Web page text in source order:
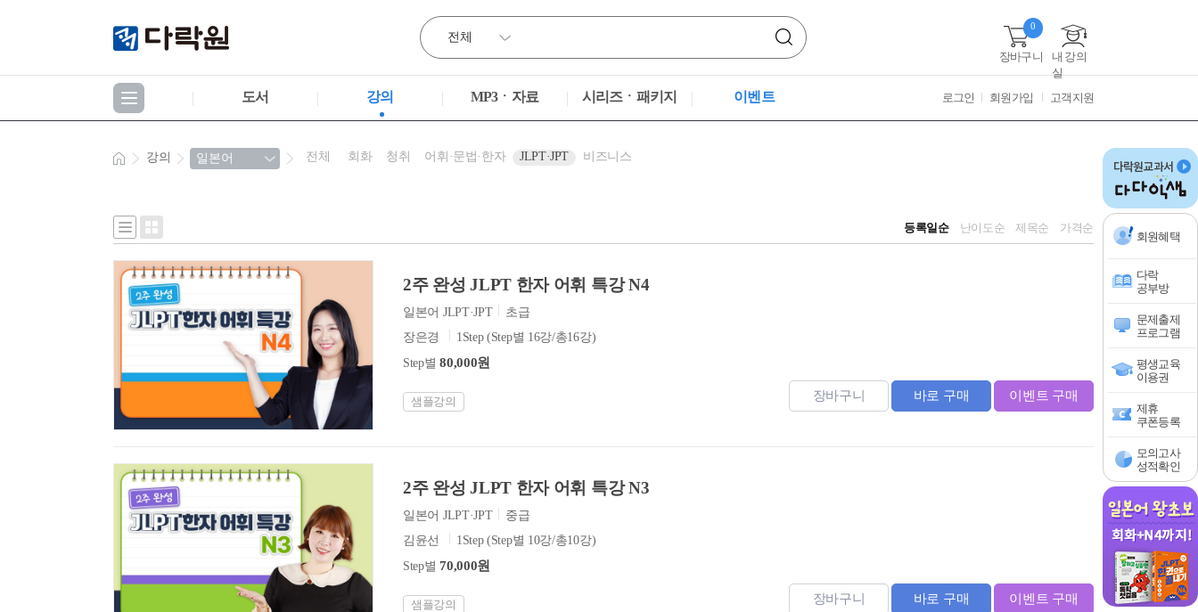
장바구니
0
내 강의
실
도서 강의 MP3ㆍ자료 시리즈ㆍ패키지 이벤트 로그인 회원가입 고객지원
회원혜택
다락
공부방
문제출제
프로그램
평생교육
이용권
제휴
쿠폰등록
모의고사
성적확인
강의 전체 회화 청취 어휘·문법·한자 JLPT·JPT 비즈니스
등록일순 난이도순 제목순 가격순
2주 완성 JLPT 한자 어휘 특강 N4
일본어 JLPT·JPT
초급
장은경
1Step (Step별 16강/총16강)
Step별80,000원
샘플강의 장바구니 바로 구매 이벤트 구매
2주 완성 JLPT 한자 어휘 특강 N3
일본어 JLPT·JPT
중급
김윤선
1Step (Step별 10강/총10강)
Step별70,000원
샘플강의 장바구니 바로 구매 이벤트 구매